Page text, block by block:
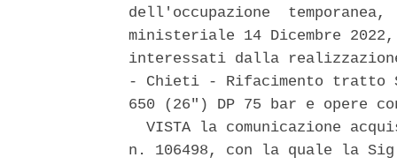
dell'occupazione
ministeriale 14 Dicembre
interessati dalla realizzazione
- Chieti - Rifacimento tratto
650 (26") DP 75 bar e opere
VISTA la comunicazione
n. 106498, con la quale la